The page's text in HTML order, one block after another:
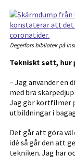
Degerfors bibliotek på
Tekniskt sett, hur
– Jag använder en
med bra
Jag gör kortfilmer
utbildningar i
Det går att göra
idé så går den att
tekniken. Jag har